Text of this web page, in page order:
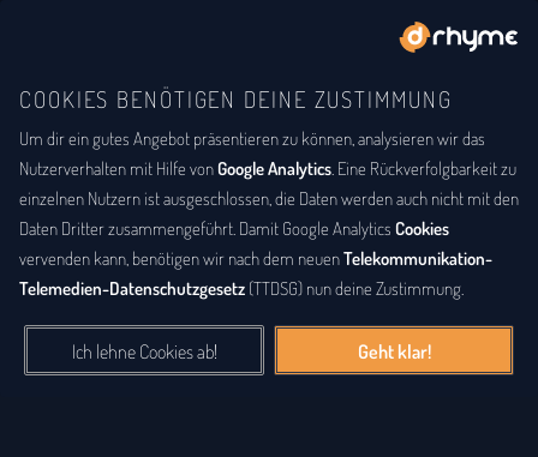
COOKIES BENÖTIGEN DEINE ZUSTIMMUNG
Um dir ein gutes Angebot präsentieren zu können, analysieren wir das
Nutzerverhalten mit Hilfe vonGoogle Analytics. Eine Rückverfolgbarkeit zu
einzelnen Nutzern ist ausgeschlossen, die Daten werden auch nicht mit den
Daten Dritter zusammengeführt. Damit Google Analytics Cookies
vervenden kann, benötigen wir nach dem neuenTelekommunikation-
Telemedien-Datenschutzgesetz (TTDSG) nun deine Zustimmung.
Ich lehne Cookies ab! Geht klar!
BUCHSTABENTAUSCH ANAGRAMM
Anagramm-Lexikon
DasAnagrammlexikonbietet eine alphabetische Auflistung aller
Wörter, zu denen Anagramme existieren. EinAnagrammist eine
Buchstabenfolge, die durch Vertauschung der Buchstaben einer
Wörter und auch ganze Sätze sein. Bei diesem Lexikon hingegen
geht es einzig um real existierende, einzelne Wörter, die durch